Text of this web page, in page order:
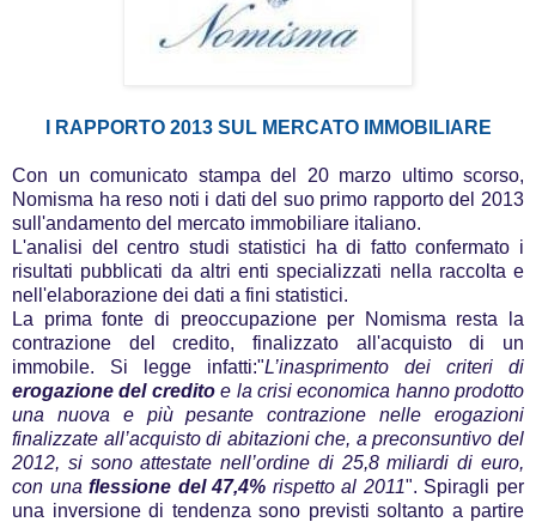
I RAPPORTO 2013 SUL MERCATO IMMOBILIARE
Con un comunicato stampa del 20 marzo ultimo scorso,
Nomisma ha reso noti i dati del suo primo rapporto del 2013
sull'andamento del mercato immobiliare italiano.
L'analisi del centro studi statistici ha di fatto confermato i
risultati pubblicati da altri enti specializzati nella raccolta e
nell'elaborazione dei dati a fini statistici.
La prima fonte di preoccupazione per Nomisma resta la
contrazione del credito, finalizzato all'acquisto di un
immobile. Si legge infatti:"L’inasprimento dei criteri di
erogazione del creditoe la crisi economica hanno prodotto
una nuova e più pesante contrazione nelle erogazioni
finalizzate all’acquistodi abitazioni che, a preconsuntivo del
2012, si sono attestate nell’ordine di 25,8miliardi di euro,
con unaflessione del 47,4% rispetto al 2011". Spiragli per
una inversione di tendenza sono previsti soltanto a partire